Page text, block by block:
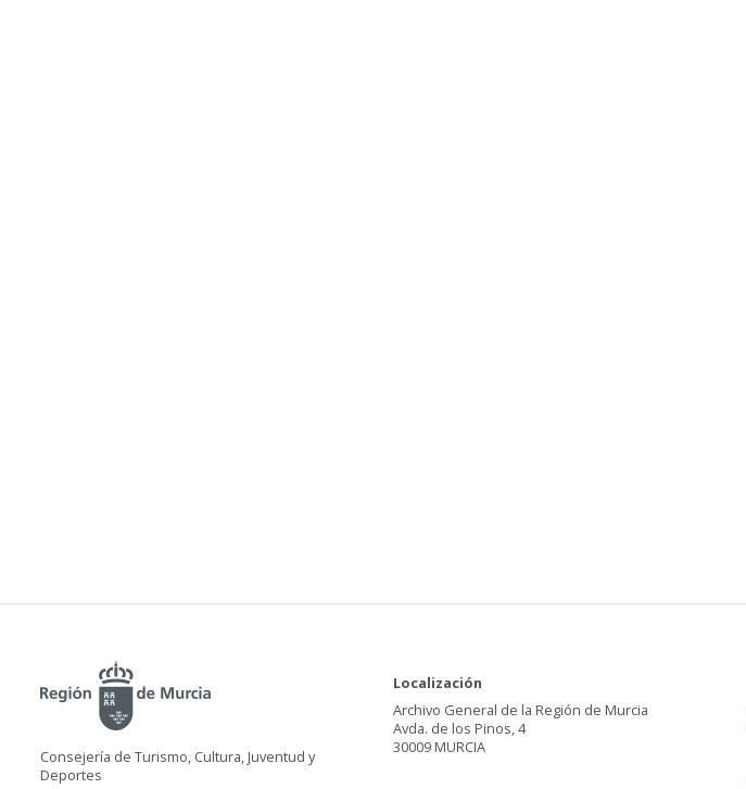
Consejería de Turismo, Cultura, Juventud y
Deportes
Localización
Archivo General de la Región de Murcia
Avda. de los Pinos, 4
30009 MURCIA